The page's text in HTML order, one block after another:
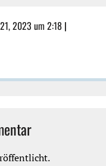
2023 um 2:18 |